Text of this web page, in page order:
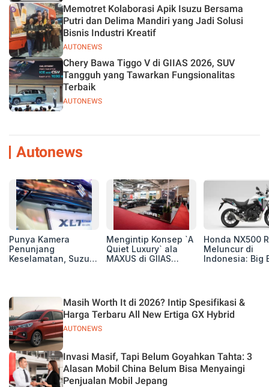
AUTONEWS
Memotret Kolaborasi Apik Isuzu Bersama
Putri dan Delima Mandiri yang Jadi Solusi
Bisnis Industri Kreatif
AUTONEWS
Chery Bawa Tiggo V di GIIAS 2026, SUV
Tangguh yang Tawarkan Fungsionalitas
Terbaik
Autonews
Punya Kamera
Penunjang
Keselamatan, Suzuki
Mengintip Konsep `A
Quiet Luxury` ala
MAXUS di GIIAS
Honda NX500
Meluncur di
Indonesia: Big
Juta
AUTONEWS
Masih Worth It di 2026? Intip Spesifikasi &
Harga Terbaru All New Ertiga GX Hybrid
Invasi Masif, Tapi Belum Goyahkan Tahta: 3
Alasan Mobil China Belum Bisa Menyaingi
Penjualan Mobil Jepang